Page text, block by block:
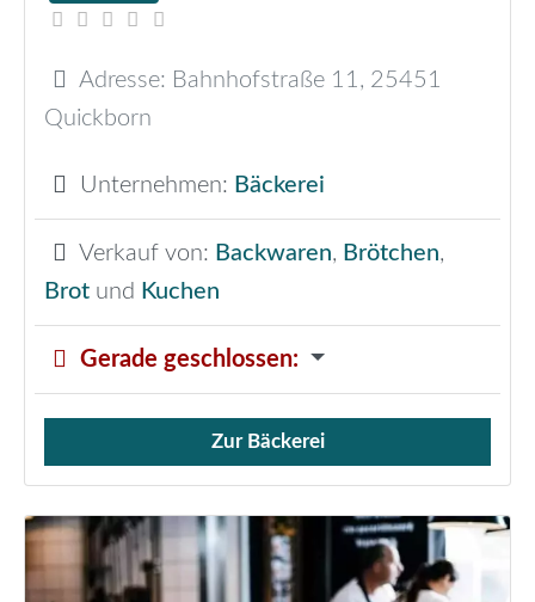
Adresse: Bahnhofstraße 11, 25451
Quickborn
Unternehmen: Bäckerei
Verkauf von: Backwaren, Brötchen,
Brot und Kuchen
Gerade geschlossen:
Verkauf von Brötchen,
Zur Bäckerei